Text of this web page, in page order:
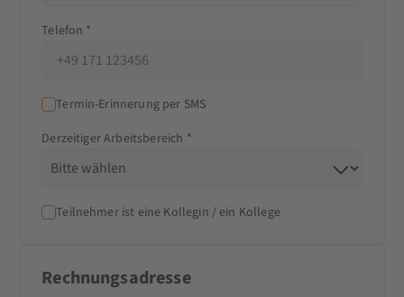
Telefon *
Termin-Erinnerung per SMS
Derzeitiger Arbeitsbereich *
Teilnehmer ist eine Kollegin / ein Kollege
Rechnungsadresse